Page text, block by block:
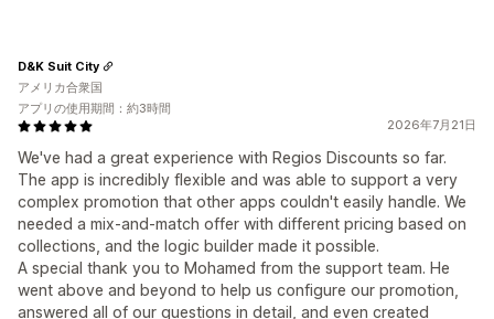
2026年7月21日
We've had a great experience with Regios Discounts so far.
The app is incredibly flexible and was able to support a very
complex promotion that other apps couldn't easily handle. We
needed a mix-and-match offer with different pricing based on
collections, and the logic builder made it possible.
A special thank you to Mohamed from the support team. He
went above and beyond to help us configure our promotion,
answered all of our questions in detail, and even created
D&K Suit City
アメリカ合衆国
アプリの使用期間：約3時間